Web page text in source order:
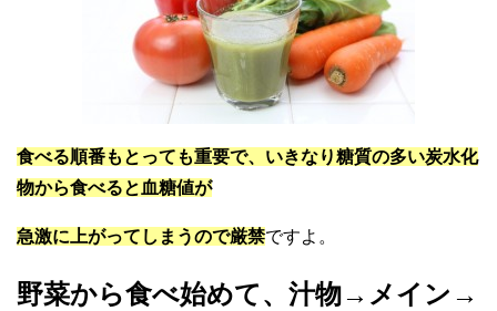
食べる順番もとっても重要で、いきなり糖質の多い炭水化
物から食べると血糖値が
急激に上がってしまうので厳禁ですよ。
野菜から食べ始めて、汁物→メイン→